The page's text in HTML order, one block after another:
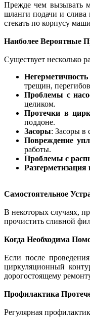
Прежде чем вызывать
шланги подачи и слива
стекать по корпусу
Наиболее Вероятные
Существует несколько
трещин,
Проблемы с
целиком.
Протечки в
поддоне.
Засоры: Засоры в
Повреждение
работы.
Проблемы с
Разгерметизация
Самостоятельное
В некоторых случаях,
прочистить сливной
Когда Необходима
Если после
циркуляционный
дорогостоящему
Профилактика
Регулярная